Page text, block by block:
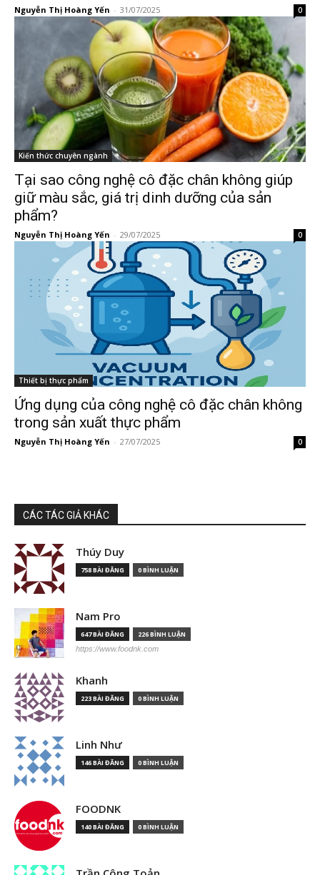
Nguyễn Thị Hoàng Yến - 31/07/2025 0
Kiến thức chuyên ngành
Tại sao công nghệ cô đặc chân không giúp
giữ màu sắc, giá trị dinh dưỡng của sản
phẩm?
Nguyễn Thị Hoàng Yến - 29/07/2025 0
Thiết bị thực phẩm
Ứng dụng của công nghệ cô đặc chân không
trong sản xuất thực phẩm
Nguyễn Thị Hoàng Yến - 27/07/2025 0
CÁC TÁC GIẢ KHÁC
Thúy Duy
758 BÀI ĐĂNG 0 BÌNH LUẬN
Nam Pro
647 BÀI ĐĂNG 226 BÌNH LUẬN
https://www.foodnk.com
Khanh
223 BÀI ĐĂNG 0 BÌNH LUẬN
Linh Như
146 BÀI ĐĂNG 0 BÌNH LUẬN
FOODNK
140 BÀI ĐĂNG 0 BÌNH LUẬN